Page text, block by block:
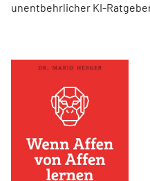
unentbehrlicher KI-